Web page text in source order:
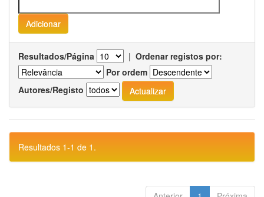
Resultados/Página | Ordenar registos por:
Por ordem
Autores/Registo
Resultados 1-1 de 1.